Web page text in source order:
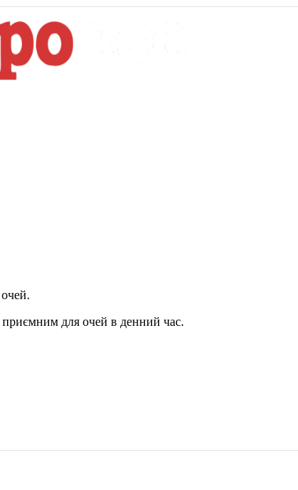
приємним для очей в денний час.